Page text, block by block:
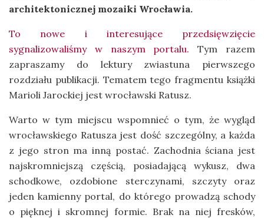
architektonicznej mozaiki Wrocławia.
To nowe i interesujące przedsięwzięcie
sygnalizowaliśmy w naszym portalu. Tym razem
zapraszamy do lektury zwiastuna pierwszego
rozdziału publikacji. Tematem tego fragmentu książki
Marioli Jarockiej jest wrocławski Ratusz.
Warto w tym miejscu wspomnieć o tym, że wygląd
wrocławskiego Ratusza jest dość szczególny, a każda
z jego stron ma inną postać. Zachodnia ściana jest
najskromniejszą częścią, posiadającą wykusz, dwa
schodkowe, ozdobione sterczynami, szczyty oraz
jeden kamienny portal, do którego prowadzą schody
o pięknej i skromnej formie. Brak na niej fresków,